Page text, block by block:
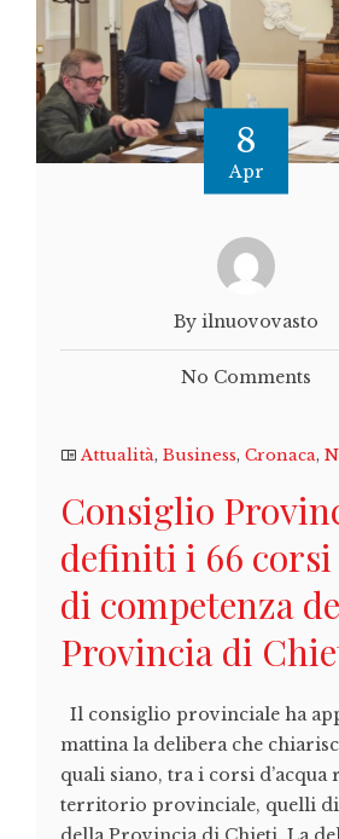
8
Apr
By ilnuovovasto
No Comments
Attualità, Business, Cronaca,
Consiglio
definiti i 66 corsi
di competenza
Provincia di
Il consiglio provinciale ha
mattina la delibera che
quali siano, tra i corsi d’acqua
territorio provinciale, quelli di